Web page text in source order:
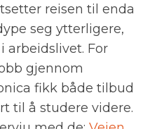
reisen til enda
seg ytterligere,
arbeidslivet. For
gjennom
fikk både tilbud
til å studere videre.